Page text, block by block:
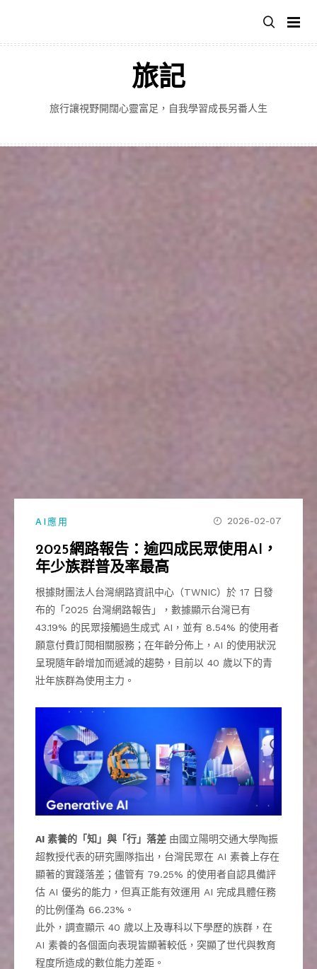
主
旅記
旅行讓視野開闊心靈富足，自我學習成長另番人生
AI應用 2026-02-07
2025網路報告：逾四成民眾使用AI，
年少族群普及率最高
根據財團法人台灣網路資訊中心（TWNIC）於 17 日發
布的「2025 台灣網路報告」，數據顯示台灣已有
43.19% 的民眾接觸過生成式 AI，並有 8.54% 的使用者
願意付費訂閱相關服務；在年齡分佈上，AI 的使用狀況
呈現隨年齡增加而遞減的趨勢，目前以 40 歲以下的青
壯年族群為使用主力。
AI 素養的「知」與「行」落差 由國立陽明交通大學陶振
超教授代表的研究團隊指出，台灣民眾在 AI 素養上存在
顯著的實踐落差；儘管有 79.25% 的使用者自認具備評
估 AI 優劣的能力，但真正能有效運用 AI 完成具體任務
的比例僅為 66.23%。
此外，調查顯示 40 歲以上及專科以下學歷的族群，在
AI 素養的各個面向表現皆顯著較低，突顯了世代與教育
程度所造成的數位能力差距。